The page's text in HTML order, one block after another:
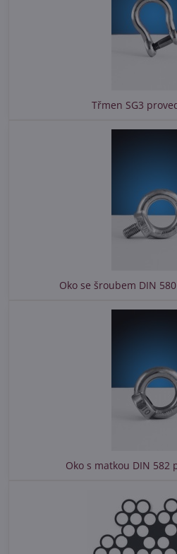
Třmen SG3
Oko se šroubem DIN
Oko s matkou DIN 582